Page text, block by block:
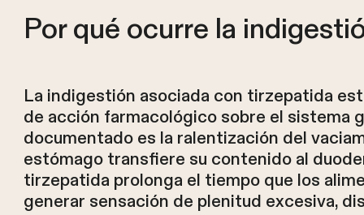
Por qué ocurre la
La indigestión asociada con tirzepatida
de acción farmacológico sobre el
documentado es la ralentización del
estómago transfiere su contenido al
tirzepatida prolonga el tiempo que los
generar sensación de plenitud excesiva,